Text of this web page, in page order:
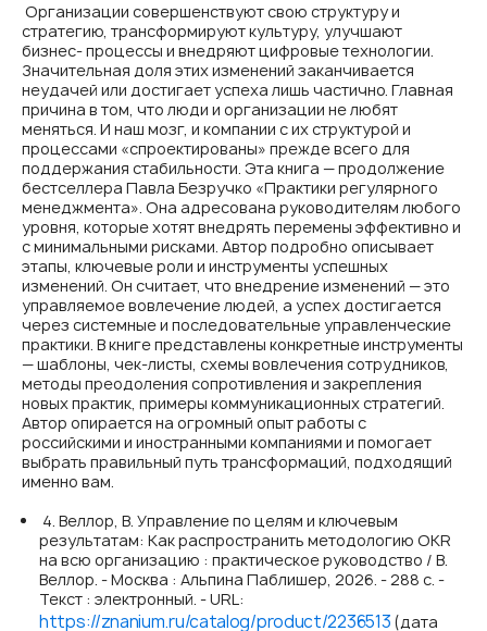
Организации совершенствуют свою структуру и
стратегию, трансформируют культуру, улучшают
бизнес- процессы и внедряют цифровые технологии.
Значительная доля этих изменений заканчивается
неудачей или достигает успеха лишь частично. Главная
причина в том, что люди и организации не любят
меняться. И наш мозг, и компании с их структурой и
процессами «спроектированы» прежде всего для
поддержания стабильности. Эта книга — продолжение
бестселлера Павла Безручко «Практики регулярного
менеджмента». Она адресована руководителям любого
уровня, которые хотят внедрять перемены эффективно и
с минимальными рисками. Автор подробно описывает
этапы, ключевые роли и инструменты успешных
изменений. Он считает, что внедрение изменений — это
управляемое вовлечение людей, а успех достигается
через системные и последовательные управленческие
практики. В книге представлены конкретные инструменты
— шаблоны, чек-листы, схемы вовлечения сотрудников,
методы преодоления сопротивления и закрепления
новых практик, примеры коммуникационных стратегий.
Автор опирается на огромный опыт работы с
российскими и иностранными компаниями и помогает
выбрать правильный путь трансформаций, подходящий
именно вам.
4. Веллор, В. Управление по целям и ключевым
результатам: Как распространить методологию OKR
на всю организацию : практическое руководство / В.
Веллор. - Москва : Альпина Паблишер, 2026. - 288 с. -
Текст : электронный. - URL:
https://znanium.ru/catalog/product/2236513 (дата